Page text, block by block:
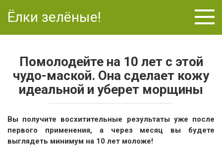
Ёлки зелёные!
Помолодейте на 10 лет с этой
чудо-маской. Она сделает кожу
идеальной и уберет морщины
Вы получите восхитительные результаты уже после
первого применения, а через месяц вы будете
выглядеть минимум на 10 лет моложе!